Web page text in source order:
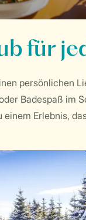
für
persönlichen
Badespaß im
Erlebnis,